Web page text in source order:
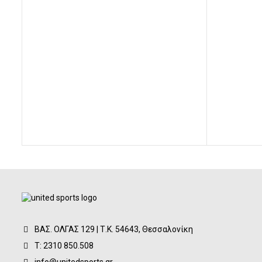
ΒΑΣ. ΟΛΓΑΣ 129 | Τ.Κ. 54643, Θεσσαλονίκη
Τ: 2310 850.508